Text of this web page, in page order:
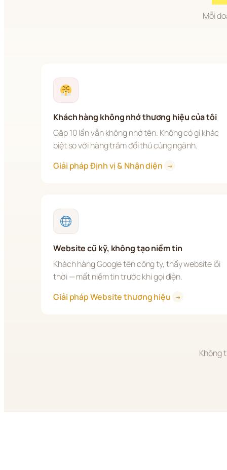
Mỗi
Khách hàng không nhớ thương hiệu của tôi
Gặp 10 lần vẫn không nhớ tên. Không có gì khác
biệt so với hàng trăm đối thủ cùng ngành.
Giải pháp Định vị & Nhận diện
→
Website cũ kỹ, không tạo niềm tin
Khách hàng Google tên công ty, thấy website lỗi
thời — mất niềm tin trước khi gọi điện.
Giải pháp Website thương hiệu
→
Không